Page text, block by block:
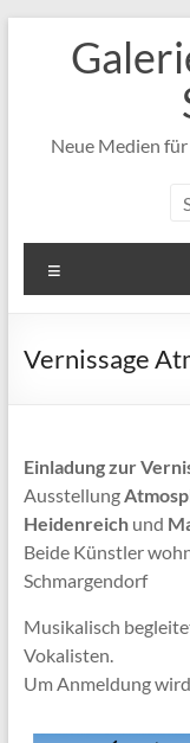
springen
Neue Medien
Vernissage
Einladung zur
Ausstellung
Heidenreichund
Beide Künstler
Schmargendorf
Musikalisch
Vokalisten.
Um Anmeldung